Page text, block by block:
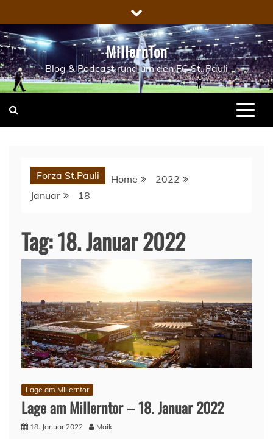
to
content
MillernTon
Blog & Podcast rund um den FC St. Pauli
Forza St.Pauli Home
2022
Januar
18
Tag:18. Januar 2022
Lage am Millerntor
Lage am Millerntor – 18. Januar 2022
18. Januar 2022 Maik